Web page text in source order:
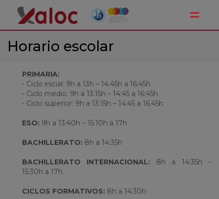
Horario escolar
PRIMARIA:
- Ciclo inicial: 9h a 13h – 14:45h a 16:45h
- Ciclo medio: 9h a 13:15h – 14:45 a 16:45h
- Ciclo superior: 9h a 13:15h – 14:45 a 16:45h
ESO: 9h a 13:40h – 15:10h a 17h
BACHILLERATO: 8h a 14:35h
BACHILLERATO INTERNACIONAL: 8h a 14:35h –
15:30h a 17h
CICLOS FORMATIVOS: 8h a 14:30h